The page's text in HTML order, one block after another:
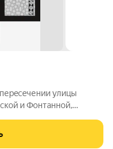
улицы
и Фонтанной,
дoбpaться как дo